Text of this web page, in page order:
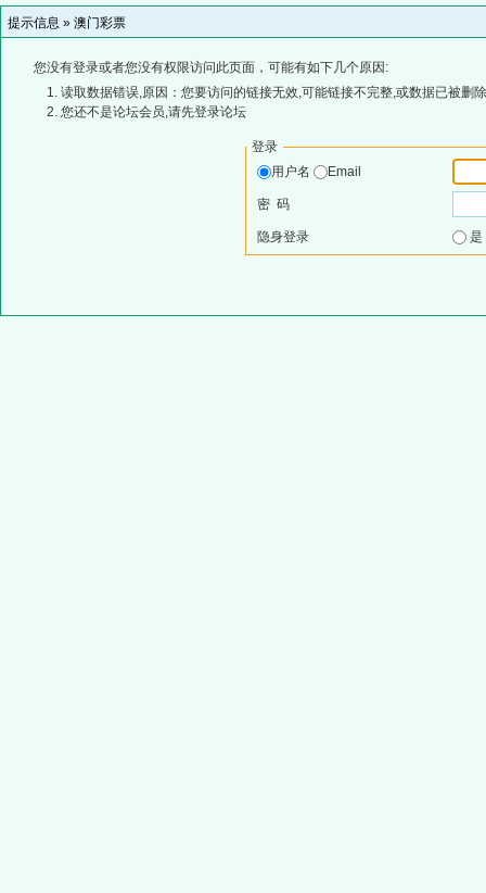
提示信息 » 澳门彩票
您没有登录或者您没有权限访问此页面，可能有如下几个原因:
读取数据错误,原因：您要访问的链接无效,可能链接不完整,或数据已被删
您还不是论坛会员,请先登录论坛
登录
用户名
Email
密 码
隐身登录